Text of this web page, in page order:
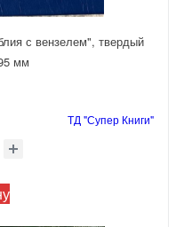
с вензелем", твердый
мм
ТД "Супер Книги"